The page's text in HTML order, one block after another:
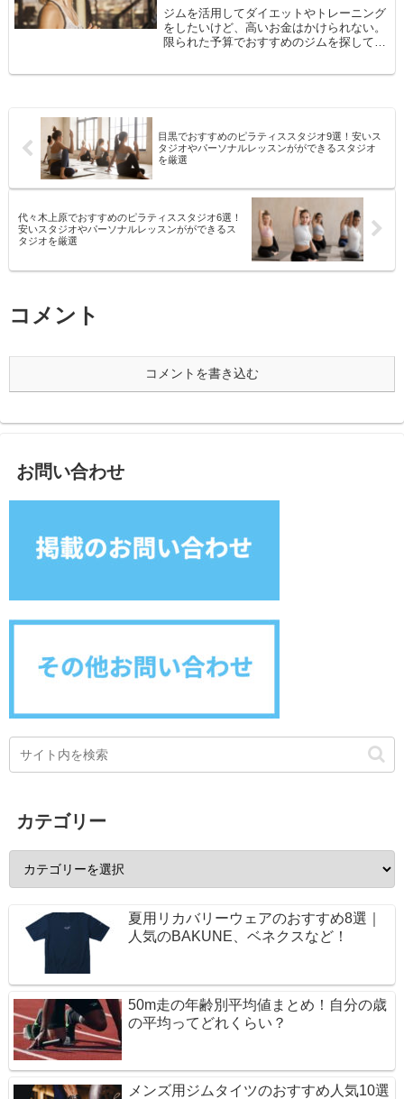
ジムを活用してダイエットやトレーニング
をしたいけど、高いお金はかけられない。
限られた予算でおすすめのジムを探してい
目黒でおすすめのピラティススタジオ9選！安いス
タジオやパーソナルレッスンがができるスタジオ
を厳選
代々木上原でおすすめのピラティススタジオ6選！
安いスタジオやパーソナルレッスンがができるス
タジオを厳選
コメント
コメントを書き込む
お問い合わせ
カテゴリー
夏用リカバリーウェアのおすすめ8選｜
人気のBAKUNE、ベネクスなど！
50m走の年齢別平均値まとめ！自分の歳
の平均ってどれくらい？
メンズ用ジムタイツのおすすめ人気10選